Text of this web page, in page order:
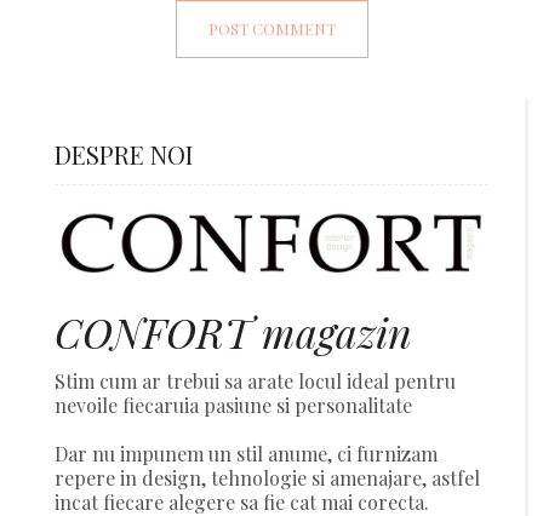
DESPRE NOI
CONFORT magazin
Stim cum ar trebui sa arate locul ideal pentru
nevoile fiecaruia pasiune si personalitate
Dar nu impunem un stil anume, ci furnizam
repere in design, tehnologie si amenajare, astfel
incat fiecare alegere sa fie cat mai corecta.